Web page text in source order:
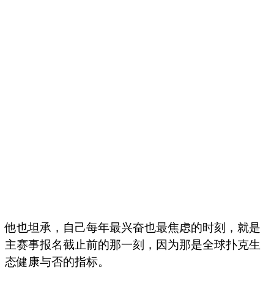
他也坦承，自己每年最兴奋也最焦虑的时刻，就是
主赛事报名截止前的那一刻，因为那是全球扑克生
态健康与否的指标。